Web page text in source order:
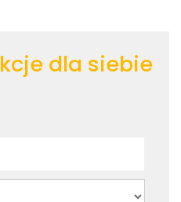
dla siebie